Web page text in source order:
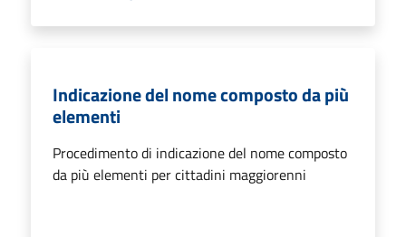
Indicazione del nome composto da più
elementi
Procedimento di indicazione del nome composto
da più elementi per cittadini maggiorenni